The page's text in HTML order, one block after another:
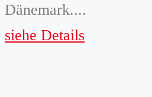
Dänemark....
siehe Details